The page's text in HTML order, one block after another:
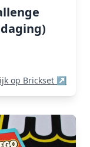
op Brickset ↗